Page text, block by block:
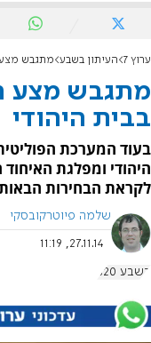
ערוץ 7 העיתון בשבע מתגבש מצע
מתגבש מצע
בבית היהודי
בעוד המערכת
היהודי ומפלגת
לקראת הבחירות
שלמה פיוטרקובסקי
27.11.14, 11:19
בשבע 620